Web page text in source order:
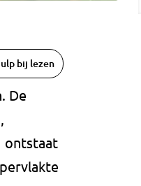
bij lezen
De
ontstaat